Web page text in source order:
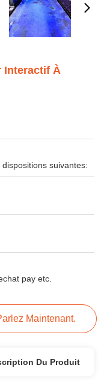
Interactif À
suivantes:
pay etc.
Maintenant.
Du Produit